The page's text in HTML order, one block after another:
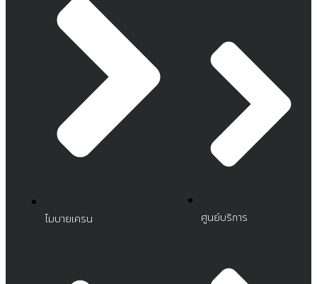
โมบายเครน ศูนย์บริการ